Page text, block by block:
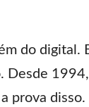
do digital.
prova